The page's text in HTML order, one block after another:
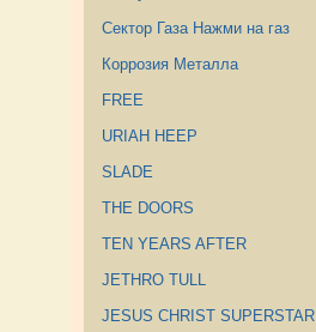
Сектор Газа Нажми на газ
Коррозия Металла
FREE
URIAH HEEP
SLADE
THE DOORS
TEN YEARS AFTER
JETHRO TULL
JESUS CHRIST SUPERSTAR